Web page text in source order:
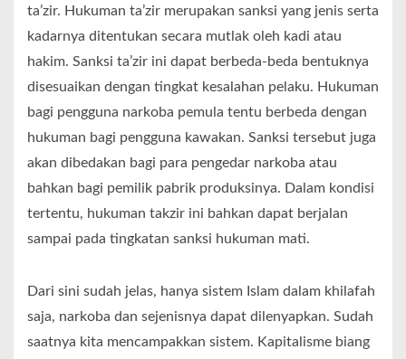
ta’zir. Hukuman ta’zir merupakan sanksi yang jenis serta
kadarnya ditentukan secara mutlak oleh kadi atau
hakim. Sanksi ta’zir ini dapat berbeda-beda bentuknya
disesuaikan dengan tingkat kesalahan pelaku. Hukuman
bagi pengguna narkoba pemula tentu berbeda dengan
hukuman bagi pengguna kawakan. Sanksi tersebut juga
akan dibedakan bagi para pengedar narkoba atau
bahkan bagi pemilik pabrik produksinya. Dalam kondisi
tertentu, hukuman takzir ini bahkan dapat berjalan
sampai pada tingkatan sanksi hukuman mati.
Dari sini sudah jelas, hanya sistem Islam dalam khilafah
saja, narkoba dan sejenisnya dapat dilenyapkan. Sudah
saatnya kita mencampakkan sistem. Kapitalisme biang